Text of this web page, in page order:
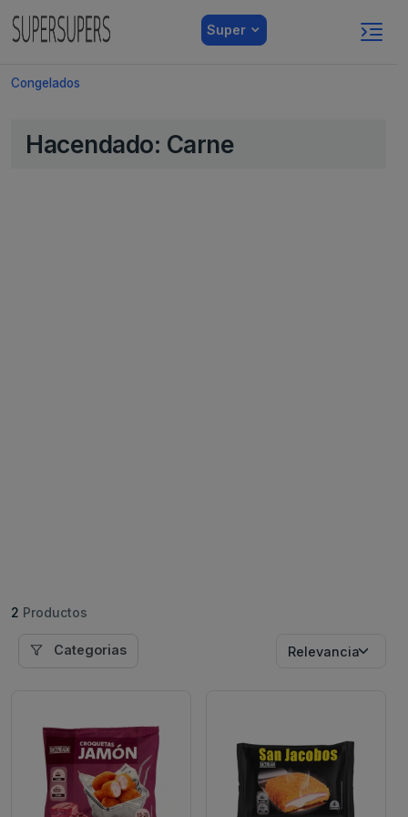
Super
Congelados
Hacendado: Carne
2 Productos
Categorias